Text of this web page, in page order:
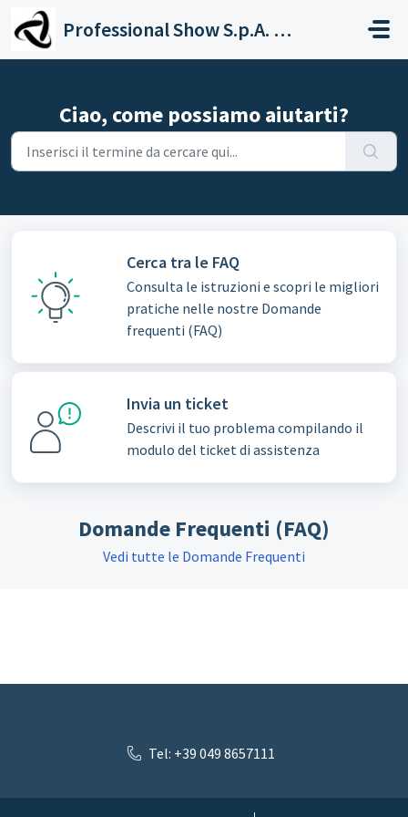
Salta al contenuto principale
Professional Show S.p.A. - SUPPORT
Ciao, come possiamo aiutarti?
Cerca tra le FAQ
Consulta le istruzioni e scopri le migliori
pratiche nelle nostre Domande
frequenti (FAQ)
Invia un ticket
Descrivi il tuo problema compilando il
modulo del ticket di assistenza
Domande Frequenti (FAQ)
Vedi tutte le Domande Frequenti
Tel: +39 049 8657111